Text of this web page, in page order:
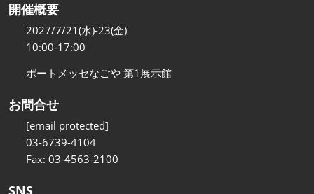
開催概要
2027/7/21(水)-23(金)
10:00-17:00
ポートメッセなごや 第1展示館
お問合せ
[email protected]
03-6739-4104
Fax: 03-4563-2100